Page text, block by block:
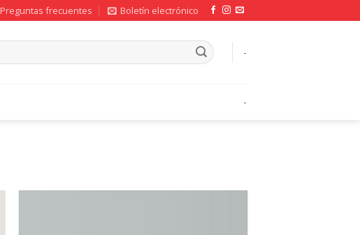
Preguntas frecuentes Boletín electrónico
-
-